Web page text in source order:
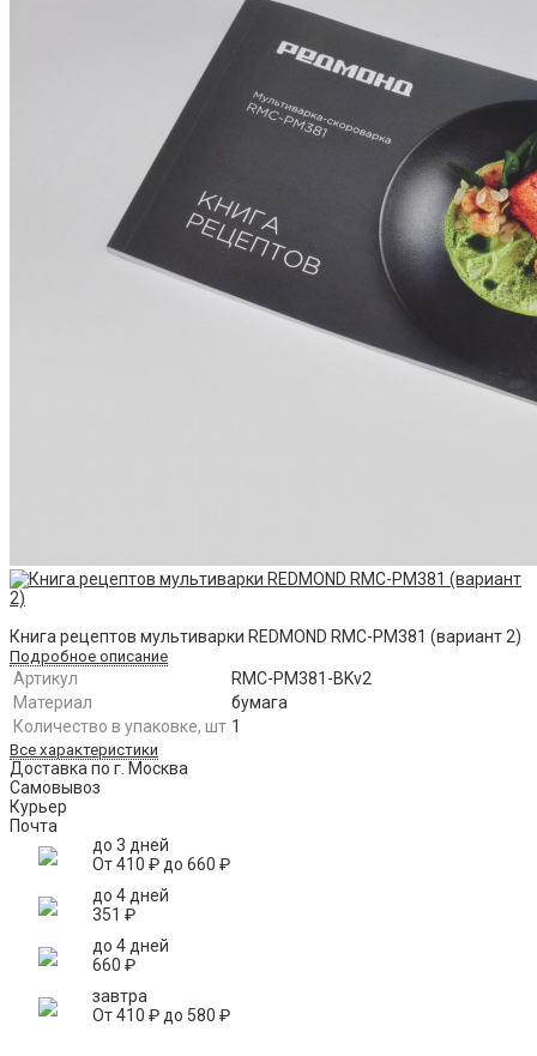
Книга рецептов мультиварки REDMOND RMC-PM381 (вариант 2)
Подробное описание
Артикул
RMC-PM381-BKv2
Материал
бумага
Количество в упаковке, шт 1
Все характеристики
Доставка по г. Москва
Самовывоз
Курьер
Почта
до 3 дней
От410 ₽до 660 ₽
до 4 дней
351 ₽
до 4 дней
660 ₽
завтра
От410 ₽до 580 ₽